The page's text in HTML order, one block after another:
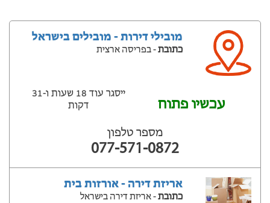
מובילי דירות - מובילים בישראל
כתובת- בפריסה ארצית
עכשיו פתוח
ייסגר עוד 18 שעות ‫ו-31
דקות
מספר טלפון
077-571-0872
אריזת דירה - אורזות בית
כתובת- אריזת דירה בישראל